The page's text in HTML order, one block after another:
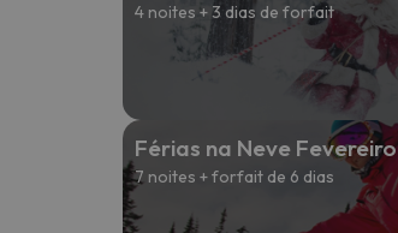
4 noites + 3 dias de forfait
Férias na Neve Fevereiro
7 noites + forfait de 6 dias